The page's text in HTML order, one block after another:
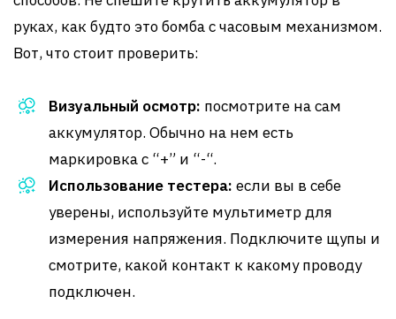
руках, как будто это бомба с часовым механизмом.
Вот, что стоит проверить:
Визуальный осмотр: посмотрите на сам
аккумулятор. Обычно на нем есть
маркировка с “+” и “-“.
Использование тестера: если вы в себе
уверены, используйте мультиметр для
измерения напряжения. Подключите щупы и
смотрите, какой контакт к какому проводу
подключен.